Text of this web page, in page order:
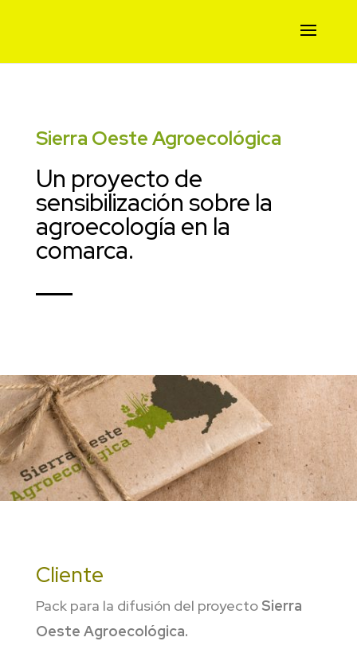
Sierra Oeste Agroecológica
Un proyecto de
sensibilización sobre la
agroecología en la
comarca.
Cliente
Pack para la difusión del proyectoSierra
Oeste Agroecológica.